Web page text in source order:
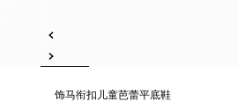
饰马衔扣儿童芭蕾平底鞋